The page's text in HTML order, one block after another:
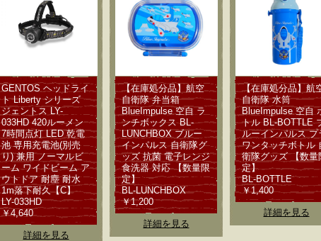
GENTOS ヘッドライ
ト Liberty シリーズ
ジェントス LY-
033HD 420ルーメン
7時間点灯 LED 乾電
池 専用充電池(別売
り) 兼用 ノーマルビ
ーム ワイドビーム ア
ウトドア 耐塵 耐水
1m落下耐久【C】
LY-033HD
￥4,640
詳細を見る
【在庫処分品】航空
自衛隊 弁当箱
BlueImpulse 空自 ラ
ンチボックス BL-
LUNCHBOX ブルー
インパルス 自衛隊グ
ッズ 抗菌 電子レンジ
食洗器 対応 【数量限
定】
BL-LUNCHBOX
￥1,200
詳細を見る
【在庫処分品】航
自衛隊 水筒
BlueImpulse 空自
トル BL-BOTTLE
ルーインパルス プ
ワンタッチボトル
衛隊グッズ 【数量
定】
BL-BOTTLE
￥1,400
詳細を見る